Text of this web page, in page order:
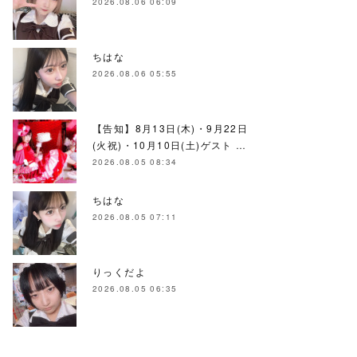
ちはな
2026.08.06 05:55
【告知】8月13日(木)・9月22日
(火祝)・10月10日(土)ゲスト …
2026.08.05 08:34
ちはな
2026.08.05 07:11
りっくだよ
2026.08.05 06:35